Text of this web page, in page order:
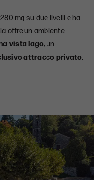
mq su due livelli e ha
offre un ambiente
vista lago, un
attracco privato.